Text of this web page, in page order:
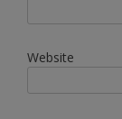
Website